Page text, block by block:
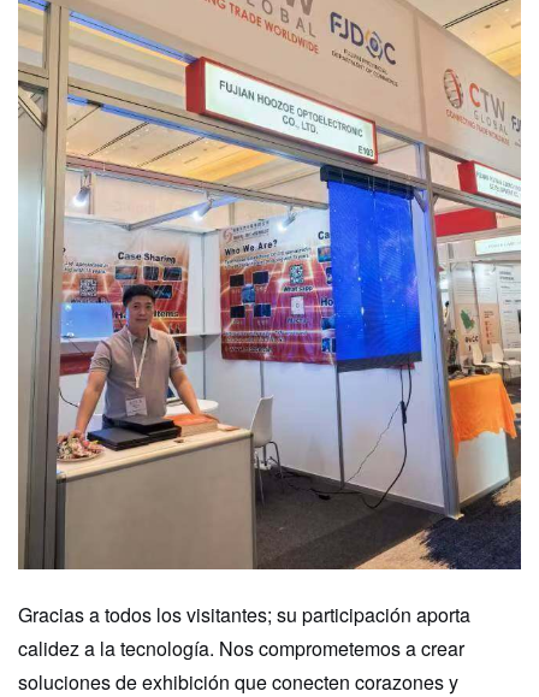
Gracias a todos los visitantes; su participación aporta
calidez a la tecnología. Nos comprometemos a crear
soluciones de exhibición que conecten corazones y